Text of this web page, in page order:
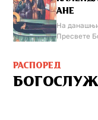
АНЕ
На данашњи
Пресвете
РАСПОРЕД